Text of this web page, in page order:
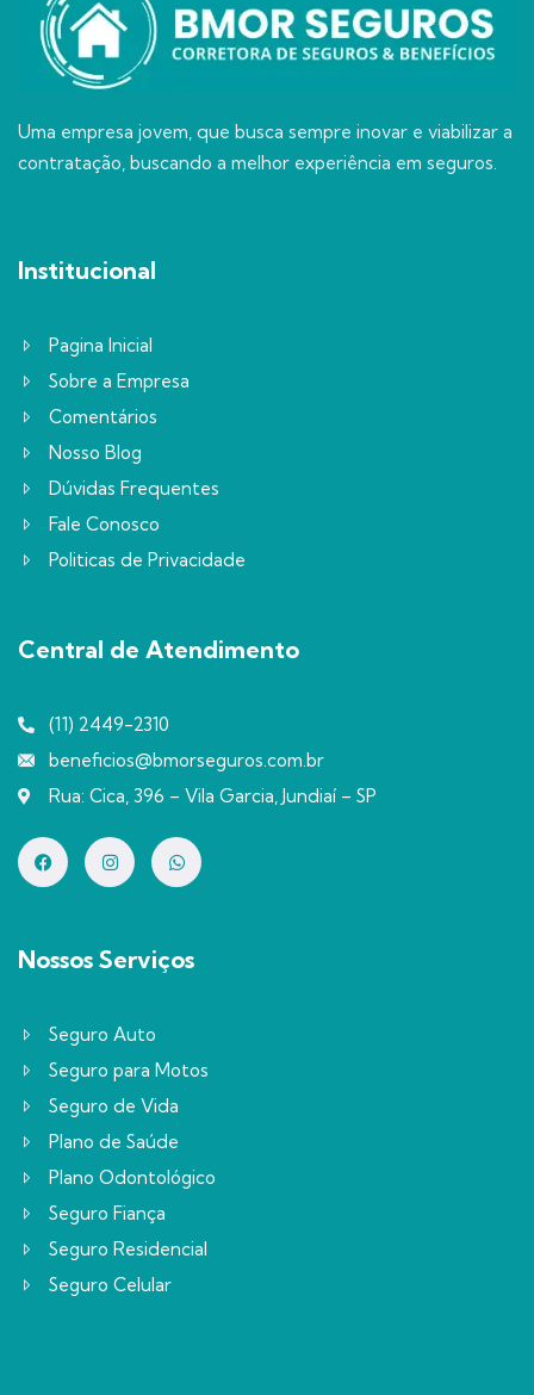
Uma empresa jovem, que busca sempre inovar e viabilizar a
contratação, buscando a melhor experiência em seguros.
Institucional
Pagina Inicial
Sobre a Empresa
Comentários
Nosso Blog
Dúvidas Frequentes
Fale Conosco
Politicas de Privacidade
Central de Atendimento
(11) 2449-2310
beneficios@bmorseguros.com.br
Rua: Cica, 396 – Vila Garcia, Jundiaí – SP
Nossos Serviços
Seguro Auto
Seguro para Motos
Seguro de Vida
Plano de Saúde
Plano Odontológico
Seguro Fiança
Seguro Residencial
Seguro Celular